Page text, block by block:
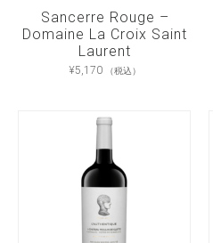
Sancerre Rouge –
Domaine La Croix Saint
Laurent
¥5,170 （税込）